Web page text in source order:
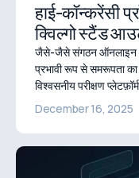
हाई-कॉन्करेंसी
क्विल्गो स्टैंड
जैसे-जैसे संगठन ऑनलाइन
प्रभावी रूप से समरूपता
विश्वसनीय परीक्षण
हजारों परीक्षार्थियों का
उम्मीदवार का विश्वास
की जटिलताओं की अक्सर
सुनिश्चित करने के लिए
आवश्यक है।
December 16, 2025